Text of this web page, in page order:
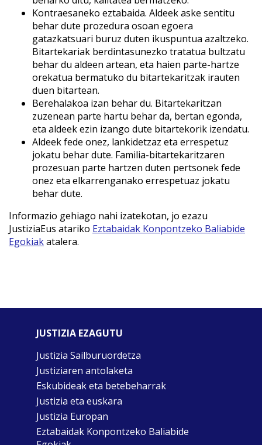
Kontraesaneko eztabaida. Aldeek aske sentitu
behar dute prozedura osoan egoera
gatazkatsuari buruz duten ikuspuntua azaltzeko.
Bitartekariak berdintasunezko tratatua bultzatu
behar du aldeen artean, eta haien parte-hartze
orekatua bermatuko du bitartekaritzak irauten
duen bitartean.
Berehalakoa izan behar du. Bitartekaritzan
zuzenean parte hartu behar da, bertan egonda,
eta aldeek ezin izango dute bitartekorik izendatu.
Aldeek fede onez, lankidetzaz eta errespetuz
jokatu behar dute. Familia-bitartekaritzaren
prozesuan parte hartzen duten pertsonek fede
onez eta elkarrenganako errespetuaz jokatu
behar dute.
Informazio gehiago nahi izatekotan, jo ezazu
JustiziaEus atariko Eztabaidak Konpontzeko Baliabide
Egokiakatalera.
JUSTIZIA EZAGUTU
Justizia Sailburuordetza
Justiziaren antolaketa
Eskubideak eta betebeharrak
Justizia eta euskara
Justizia Europan
Eztabaidak Konpontzeko Baliabide